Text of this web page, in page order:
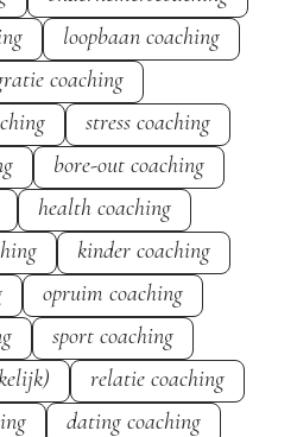
loopbaan coaching
coaching
stress coaching
bore-out coaching
health coaching
kinder coaching
opruim coaching
sport coaching
relatie coaching
dating coaching